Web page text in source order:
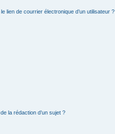
lien de courrier électronique d’un utilisateur ?
la rédaction d’un sujet ?